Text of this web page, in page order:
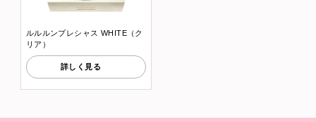
ルルルンプレシャス WHITE（ク
リア）
詳しく見る